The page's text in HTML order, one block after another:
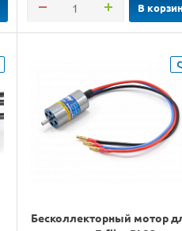
В
Бесколлекторный мотор